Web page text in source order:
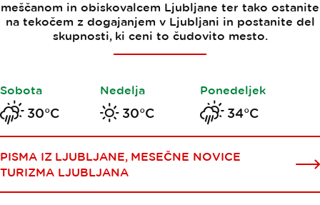
meščanom in obiskovalcem Ljubljane ter tako ostanite
na tekočem z dogajanjem v Ljubljani in postanite del
skupnosti, ki ceni to čudovito mesto.
Sobota
30°C
Nedelja
30°C
Ponedeljek
34°C
PISMA IZ LJUBLJANE, MESEČNE NOVICE
TURIZMA LJUBLJANA